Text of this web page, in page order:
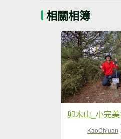
相關相簿
KaoChiuan